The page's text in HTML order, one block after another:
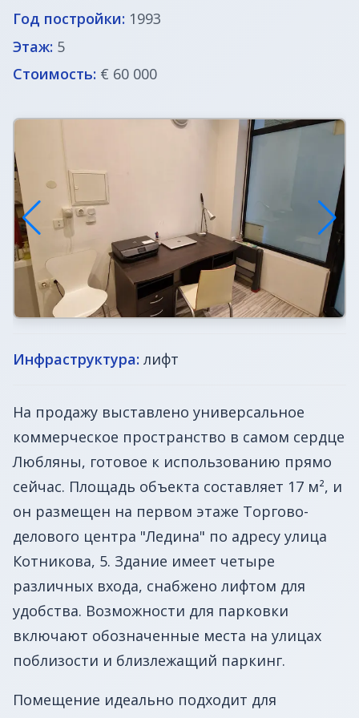
Недвижимость в Италии
Недвижимость в Хорватии
Год постройки: 1993
Этаж: 5
Стоимость: € 60 000
Инфраструктура: лифт
На продажу выставлено универсальное
коммерческое пространство в самом сердце
Любляны, готовое к использованию прямо
сейчас. Площадь объекта составляет 17 м², и
он размещен на первом этаже Торгово-
делового центра "Ледина" по адресу улица
Котникова, 5. Здание имеет четыре
различных входа, снабжено лифтом для
удобства. Возможности для парковки
включают обозначенные места на улицах
поблизости и близлежащий паркинг.
Помещение идеально подходит для